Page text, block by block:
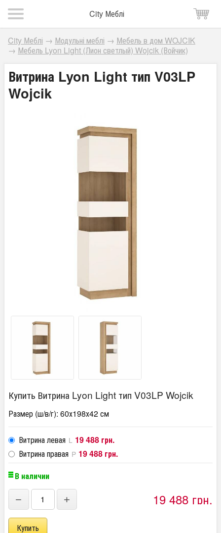
City Меблі
City Меблі → Модульні меблі → Мебель в дом WOJCIK
→ Мебель Lyon Light (Лион светлый) Wojcik (Войчик)
Витрина Lyon Light тип V03LP
Wojcik
Купить Витрина Lyon Light тип V03LP Wojcik
Размер (ш/в/г): 60х198х42 см
Витрина левая L 19 488 грн.
Витрина правая P 19 488 грн.
В наличии
− + 19 488 грн.